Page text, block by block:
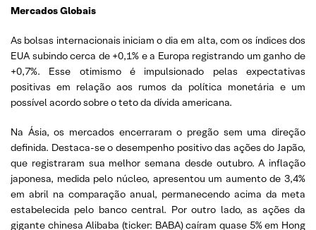
Mercados Globais
As bolsas internacionais iniciam o dia em alta, com os índices dos
EUA subindo cerca de +0,1% e a Europa registrando um ganho de
+0,7%. Esse otimismo é impulsionado pelas expectativas
positivas em relação aos rumos da política monetária e um
possível acordo sobre o teto da dívida americana.
Na Ásia, os mercados encerraram o pregão sem uma direção
definida. Destaca-se o desempenho positivo das ações do Japão,
que registraram sua melhor semana desde outubro. A inflação
japonesa, medida pelo núcleo, apresentou um aumento de 3,4%
em abril na comparação anual, permanecendo acima da meta
estabelecida pelo banco central. Por outro lado, as ações da
gigante chinesa Alibaba (ticker: BABA) caíram quase 5% em Hong